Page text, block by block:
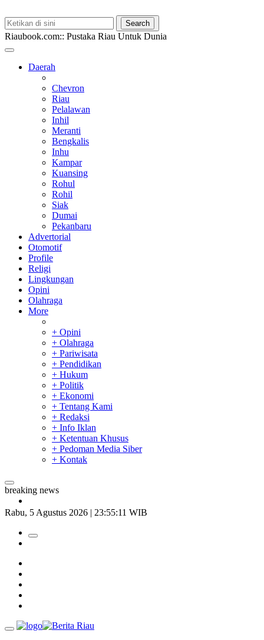
Riaubook.com:: Pustaka Riau Untuk Dunia
Daerah
Chevron
Riau
Pelalawan
Inhil
Meranti
Bengkalis
Inhu
Kampar
Kuansing
Rohul
Rohil
Siak
Dumai
Pekanbaru
Advertorial
Otomotif
Profile
Religi
Lingkungan
Opini
Olahraga
More
+ Opini
+ Olahraga
+ Pariwisata
+ Pendidikan
+ Hukum
+ Politik
+ Ekonomi
+ Tentang Kami
+ Redaksi
+ Info Iklan
+ Ketentuan Khusus
+ Pedoman Media Siber
+ Kontak
breaking news
28 Calon Petinggi BRK Syariah Lolos Administrasi
Hutan dan Lahan
SAR Padang Evakuasi Pelajar yang Terjebak Banjir di
Rabu, 5 Agustus 2026 | 23:55:12 WIB